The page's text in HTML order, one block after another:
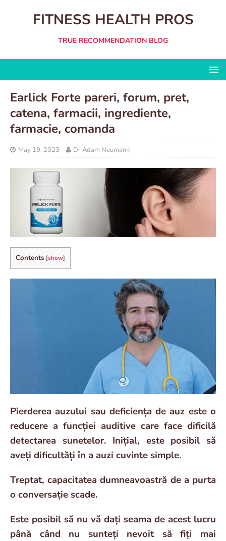
FITNESS HEALTH PROS
TRUE RECOMMENDATION BLOG
Earlick Forte pareri, forum, pret,
catena, farmacii, ingrediente,
farmacie, comanda
May 19, 2023 Dr Adam Neumann
Contents [show]
Pierderea auzului sau deficiența de auz este o
reducere a funcției auditive care face dificilă
detectarea sunetelor. Inițial, este posibil să
aveți dificultăți în a auzi cuvinte simple.
Treptat, capacitatea dumneavoastră de a purta
o conversație scade.
Este posibil să nu vă dați seama de acest lucru
până când nu sunteți nevoit să fiți mai